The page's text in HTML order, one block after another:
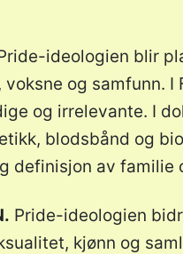
ideologien blir
og samfunn. I
og irrelevante. I
blodsbånd og
definisjon av familie
Pride-ideologien
kjønn og